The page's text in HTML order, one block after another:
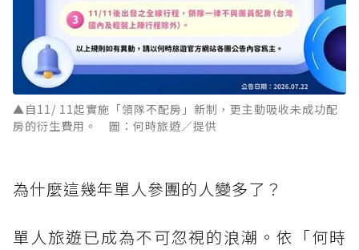
▲自11/ 11起實施「領隊不配房」新制，更主動吸收未成功配
房的衍生費用。 圖：何時旅遊／提供
為什麼這幾年單人參團的人變多了？
單人旅遊已成為不可忽視的浪潮。依「何時